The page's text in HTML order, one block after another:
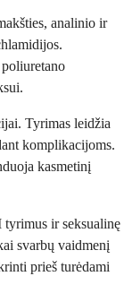
analinio ir
Tyrimas leidžia
komplikacijoms.
kasmetinį
tyrimus ir seksualinę
svarbų vaidmenį
prieš turėdami